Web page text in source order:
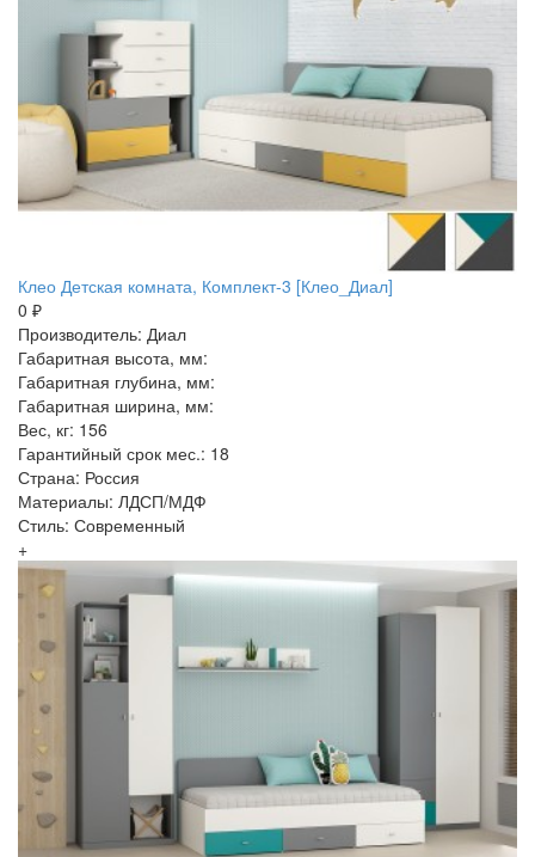
Клео Детская комната, Комплект-3 [Клео_Диал]
0 ₽
Производитель: Диал
Габаритная высота, мм:
Габаритная глубина, мм:
Габаритная ширина, мм:
Вес, кг: 156
Гарантийный срок мес.: 18
Страна: Россия
Материалы: ЛДСП/МДФ
Стиль: Современный
+